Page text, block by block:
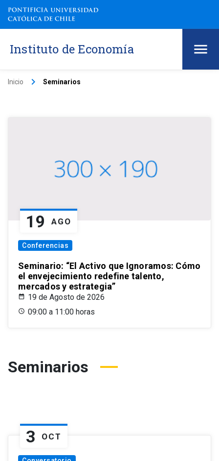
Instituto de Economía
Inicio keyboard_arrow_right Seminarios
19 AGO
Conferencias
Seminario: “El Activo que Ignoramos: Cómo
el envejecimiento redefine talento,
mercados y estrategia”
19 de Agosto de 2026
09:00 a 11:00 horas
Seminarios
3 OCT